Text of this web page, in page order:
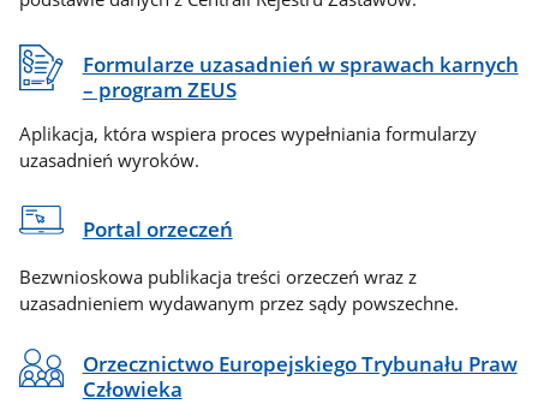
Formularze uzasadnień w sprawach karnych
– program ZEUS
Aplikacja, która wspiera proces wypełniania formularzy
uzasadnień wyroków.
Portal orzeczeń
Bezwnioskowa publikacja treści orzeczeń wraz z
uzasadnieniem wydawanym przez sądy powszechne.
Orzecznictwo Europejskiego Trybunału Praw
Człowieka